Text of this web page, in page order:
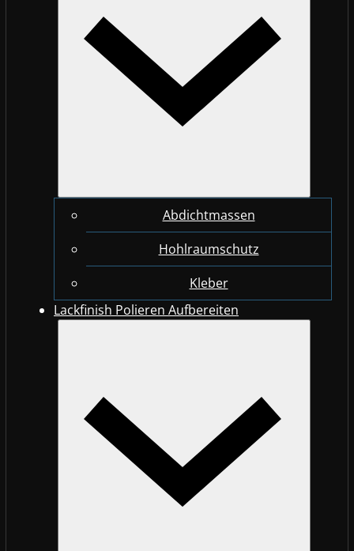
Abdichtmassen
Hohlraumschutz
Kleber
Lackfinish Polieren Aufbereiten